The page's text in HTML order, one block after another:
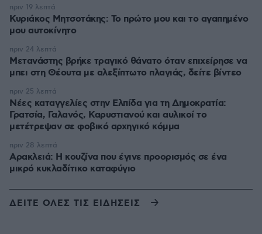
Κυριάκος Μητσοτάκης: Το πρώτο μου και το αγαπημένο
μου αυτοκίνητο
πριν 19 λεπτά
Μετανάστης βρήκε τραγικό θάνατο όταν επιχείρησε να
μπει στη Θέουτα με αλεξίπτωτο πλαγιάς, δείτε βίντεο
πριν 24 λεπτά
Νέες καταγγελίες στην Ελπίδα για τη Δημοκρατία:
Γρατσία, Γαλανός, Καρυστιανού και αυλικοί το
μετέτρεψαν σε φοβικό αρχηγικό κόμμα
πριν 25 λεπτά
Αρακλειά: Η κουζίνα που έγινε προορισμός σε ένα
μικρό κυκλαδίτικο καταφύγιο
πριν 28 λεπτά
ΔΕΙΤΕ ΟΛΕΣ ΤΙΣ ΕΙΔΗΣΕΙΣ